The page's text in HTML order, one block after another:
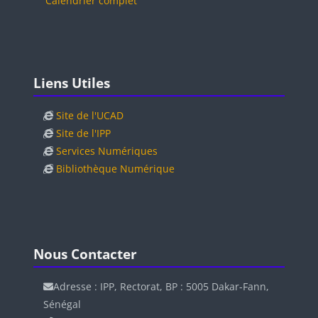
Blocs
Liens Utiles
Site de l'UCAD
Site de l'IPP
Services Numériques
Bibliothèque Numérique
Blocs
Nous Contacter
Adresse : IPP, Rectorat, BP : 5005 Dakar-Fann,
Sénégal